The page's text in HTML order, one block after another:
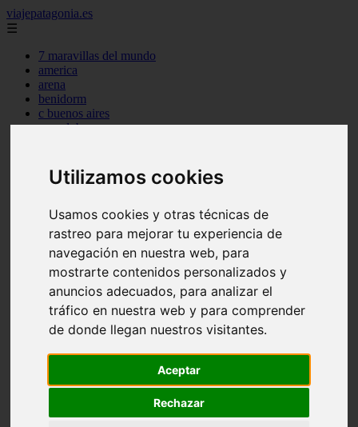
Utilizamos cookies
Usamos cookies y otras técnicas de
rastreo para mejorar tu experiencia de
navegación en nuestra web, para
mostrarte contenidos personalizados y
anuncios adecuados, para analizar el
tráfico en nuestra web y para comprender
de donde llegan nuestros visitantes.
Aceptar
Rechazar
viajepatagonia.es
☰
7 maravillas del mundo
america
arena
benidorm
c buenos aires
c cordoba
c mendoza
c neuquen
c rio negro
c santa fe
c tierra de fuego
c tucuman
c zona austral
carmen
category
destinos
gijon
live
naturaleza
tenerife